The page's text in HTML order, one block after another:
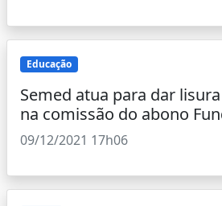
Educação
Semed atua para dar
na comissão do abono
09/12/2021 17h06